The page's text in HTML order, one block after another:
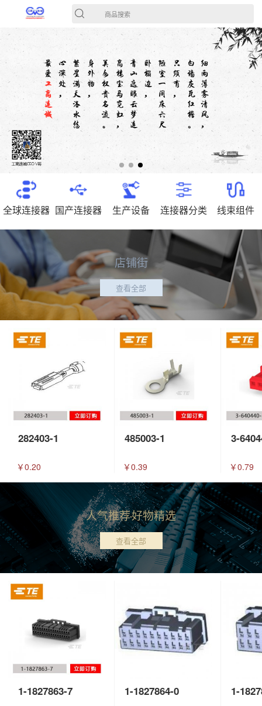
商品搜索
全球连接器 国产连接器 生产设备 连接器分类 线束组件
店铺街
查看全部
282403-1
￥0.20
485003-1
￥0.39
3-
￥0.79
人气推荐好物精选
查看全部
1-1827863-7 1-1827864-0 1-